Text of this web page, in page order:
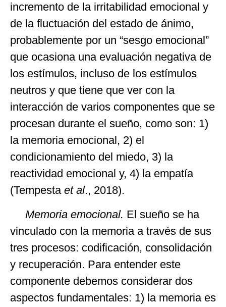
incremento de la irritabilidad emocional y
de la fluctuación del estado de ánimo,
probablemente por un “sesgo emocional”
que ocasiona una evaluación negativa de
los estímulos, incluso de los estímulos
neutros y que tiene que ver con la
interacción de varios componentes que se
procesan durante el sueño, como son: 1)
la memoria emocional, 2) el
condicionamiento del miedo, 3) la
reactividad emocional y, 4) la empatía
(Tempesta et al., 2018).
Memoria emocional. El sueño se ha
vinculado con la memoria a través de sus
tres procesos: codificación, consolidación
y recuperación. Para entender este
componente debemos considerar dos
aspectos fundamentales: 1) la memoria es